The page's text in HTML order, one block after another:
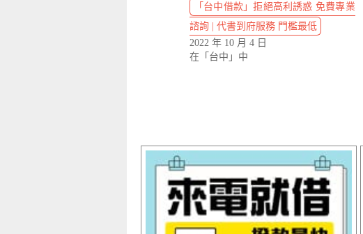
「台中借款」拒絕高利誘惑 免費專業
諮詢 | 代書到府服務 門檻最低
2022 年 10 月 4 日
在「台中」中